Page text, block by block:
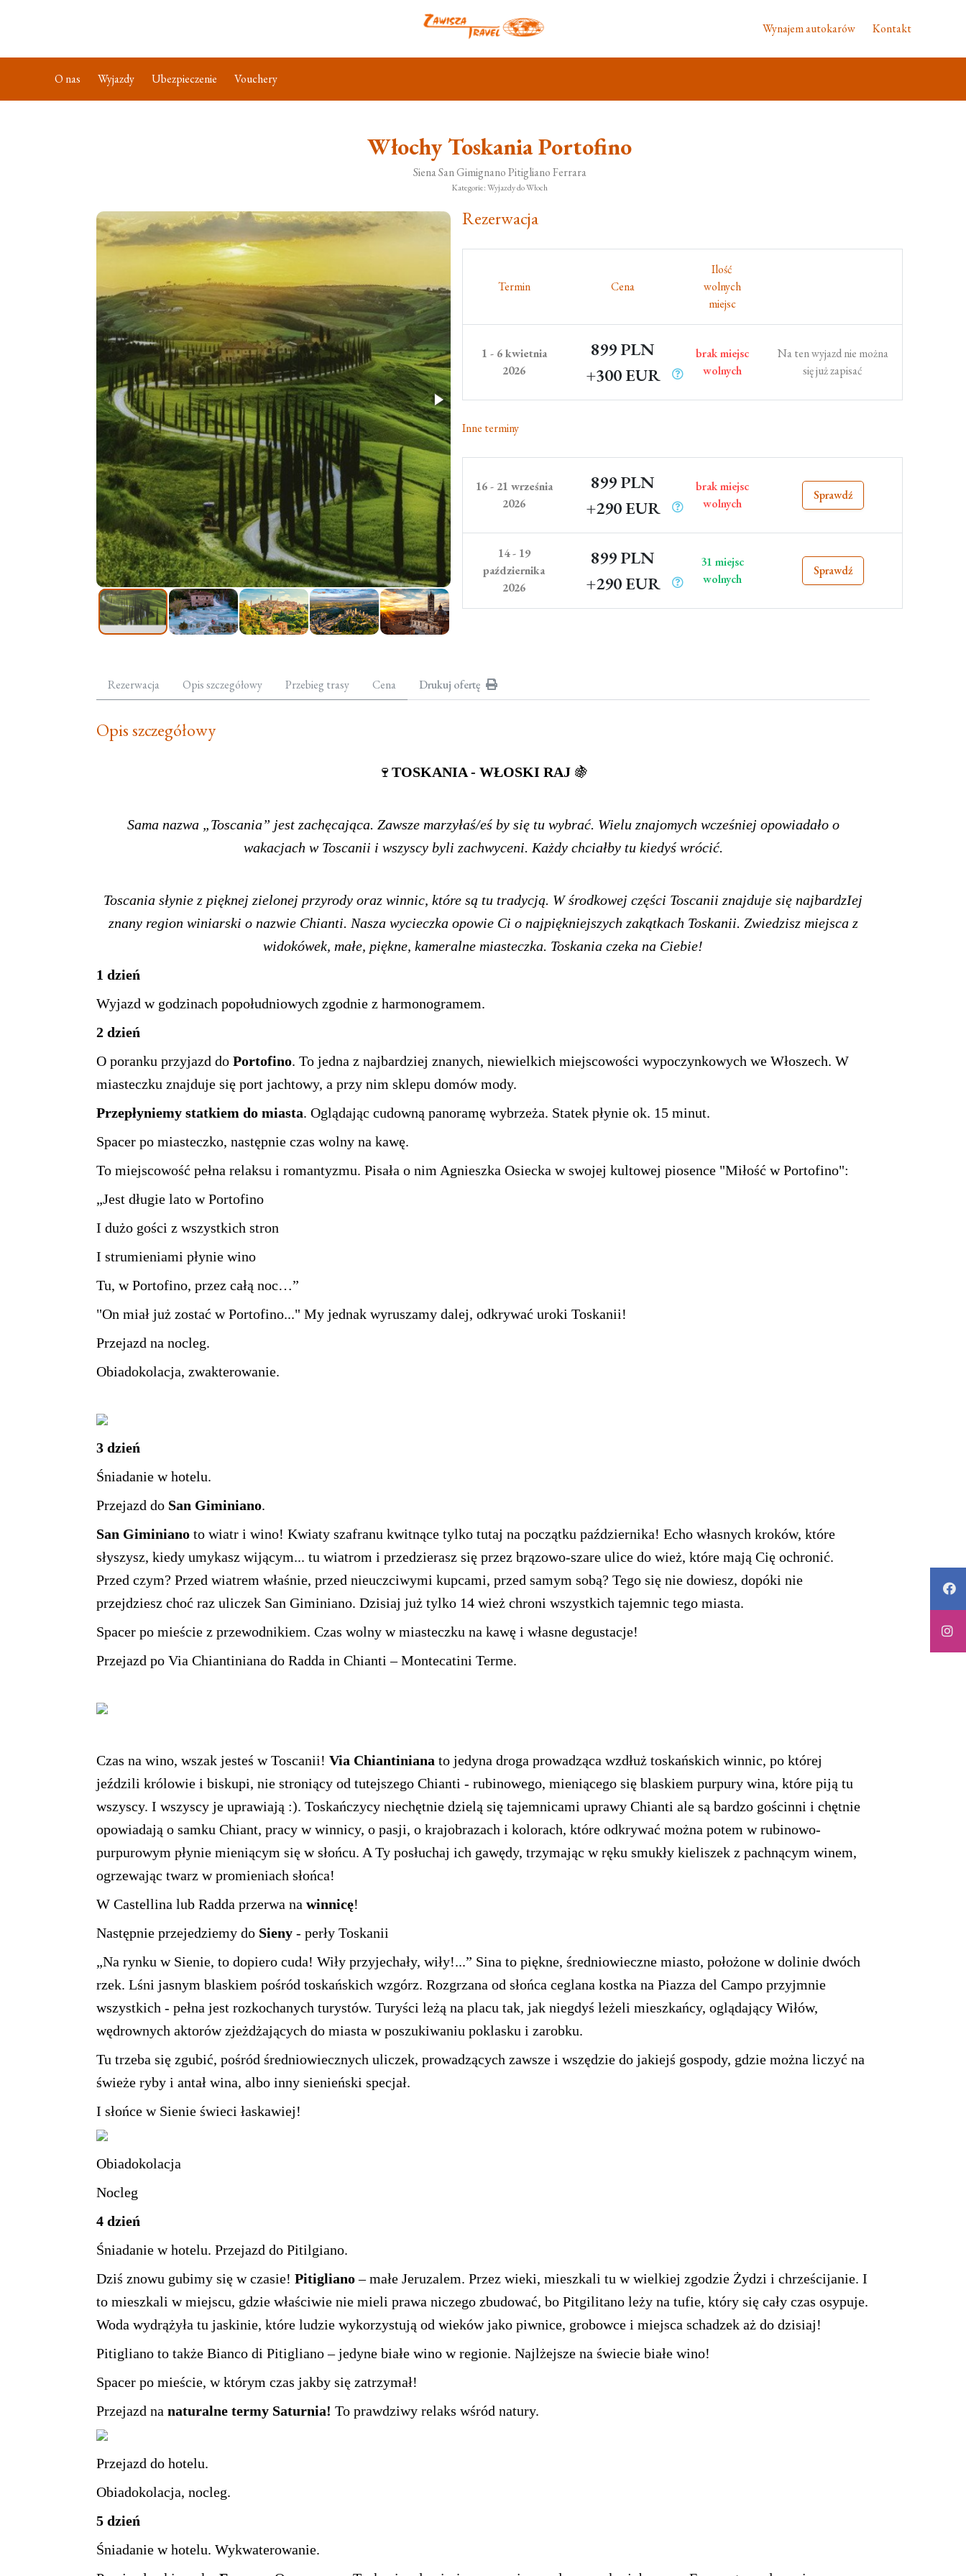
Wynajem autokarów Kontakt
O nas Wyjazdy Ubezpieczenie Vouchery
Włochy Toskania Portofino
Siena San Gimignano Pitigliano Ferrara
Kategorie: Wyjazdy do Włoch
Rezerwacja
Termin Cena
Ilość
wolnych
miejsc
1 - 6 kwietnia
2026
899 PLN
+300 EUR
brak miejsc
wolnych
Na ten wyjazd nie można
się już zapisać
Inne terminy
16 - 21 września
2026
899 PLN
+290 EUR
brak miejsc
wolnych
Sprawdź
14 - 19
października
2026
899 PLN
+290 EUR
31 miejsc
wolnych
Sprawdź
Rezerwacja Opis szczegółowy Przebieg trasy Cena Drukuj ofertę
Opis szczegółowy
🍷 TOSKANIA - WŁOSKI RAJ 🍇
Sama nazwa „Toscania” jest zachęcająca. Zawsze marzyłaś/eś by się tu wybrać. Wielu znajomych wcześniej opowiadało o
wakacjach w Toscanii i wszyscy byli zachwyceni. Każdy chciałby tu kiedyś wrócić.
Toscania słynie z pięknej zielonej przyrody oraz winnic, które są tu tradycją. W środkowej części Toscanii znajduje się najbardzIej
znany region winiarski o nazwie Chianti. Nasza wycieczka opowie Ci o najpiękniejszych zakątkach Toskanii. Zwiedzisz miejsca z
widokówek, małe, piękne, kameralne miasteczka. Toskania czeka na Ciebie!
1 dzień
Wyjazd w godzinach popołudniowych zgodnie z harmonogramem.
2 dzień
O poranku przyjazd doPortofino. To jedna z najbardziej znanych, niewielkich miejscowości wypoczynkowych we Włoszech. W
miasteczku znajduje się port jachtowy, a przy nim sklepu domów mody.
Przepłyniemy statkiem do miasta. Oglądając cudowną panoramę wybrzeża. Statek płynie ok. 15 minut.
Spacer po miasteczko, następnie czas wolny na kawę.
To miejscowość pełna relaksu i romantyzmu. Pisała o nim Agnieszka Osiecka w swojej kultowej piosence "Miłość w Portofino":
„Jest długie lato w Portofino
I dużo gości z wszystkich stron
I strumieniami płynie wino
Tu, w Portofino, przez całą noc…”
"On miał już zostać w Portofino..." My jednak wyruszamy dalej, odkrywać uroki Toskanii!
Przejazd na nocleg.
Obiadokolacja, zwakterowanie.
3 dzień
Śniadanie w hotelu.
Przejazd do San Giminiano.
San Giminiano to wiatr i wino! Kwiaty szafranu kwitnące tylko tutaj na początku października! Echo własnych kroków, które
słyszysz, kiedy umykasz wijącym... tu wiatrom i przedzierasz się przez brązowo-szare ulice do wież, które mają Cię ochronić.
Przed czym? Przed wiatrem właśnie, przed nieuczciwymi kupcami, przed samym sobą? Tego się nie dowiesz, dopóki nie
przejdziesz choć raz uliczek San Giminiano. Dzisiaj już tylko 14 wież chroni wszystkich tajemnic tego miasta.
Spacer po mieście z przewodnikiem. Czas wolny w miasteczku na kawę i własne degustacje!
Przejazd po Via Chiantiniana do Radda in Chianti – Montecatini Terme.
Czas na wino, wszak jesteś w Toscanii!Via Chiantiniana to jedyna droga prowadząca wzdłuż toskańskich winnic, po której
jeździli królowie i biskupi, nie stroniący od tutejszego Chianti - rubinowego, mieniącego się blaskiem purpury wina, które piją tu
wszyscy. I wszyscy je uprawiają :). Toskańczycy niechętnie dzielą się tajemnicami uprawy Chianti ale są bardzo gościnni i chętnie
opowiadają o samku Chiant, pracy w winnicy, o pasji, o krajobrazach i kolorach, które odkrywać można potem w rubinowo-
purpurowym płynie mieniącym się w słońcu. A Ty posłuchaj ich gawędy, trzymając w ręku smukły kieliszek z pachnącym winem,
ogrzewając twarz w promieniach słońca!
W Castellina lub Radda przerwa nawinnicę!
Następnie przejedziemy do Sieny - perły Toskanii
„Na rynku w Sienie, to dopiero cuda! Wiły przyjechały, wiły!...” Sina to piękne, średniowieczne miasto, położone w dolinie dwóch
rzek. Lśni jasnym blaskiem pośród toskańskich wzgórz. Rozgrzana od słońca ceglana kostka na Piazza del Campo przyjmnie
wszystkich - pełna jest rozkochanych turystów. Turyści leżą na placu tak, jak niegdyś leżeli mieszkańcy, oglądający Wiłów,
wędrownych aktorów zjeżdżających do miasta w poszukiwaniu poklasku i zarobku.
Tu trzeba się zgubić, pośród średniowiecznych uliczek, prowadzących zawsze i wszędzie do jakiejś gospody, gdzie można liczyć na
świeże ryby i antał wina, albo inny sienieński specjał.
I słońce w Sienie świeci łaskawiej!
Obiadokolacja
Nocleg
4 dzień
Śniadanie w hotelu. Przejazd do Pitilgiano.
Dziś znowu gubimy się w czasie!Pitigliano– małe Jeruzalem. Przez wieki, mieszkali tu w wielkiej zgodzie Żydzi i chrześcijanie. I
to mieszkali w miejscu, gdzie właściwie nie mieli prawa niczego zbudować, bo Pitgilitano leży na tufie, który się cały czas osypuje.
Woda wydrążyła tu jaskinie, które ludzie wykorzystują od wieków jako piwnice, grobowce i miejsca schadzek aż do dzisiaj!
Pitigliano to także Bianco di Pitigliano – jedyne białe wino w regionie. Najlżejsze na świecie białe wino!
Spacer po mieście, w którym czas jakby się zatrzymał!
Przejazd nanaturalne termy Saturnia!To prawdziwy relaks wśród natury.
Przejazd do hotelu.
Obiadokolacja, nocleg.
5 dzień
Śniadanie w hotelu. Wykwaterowanie.